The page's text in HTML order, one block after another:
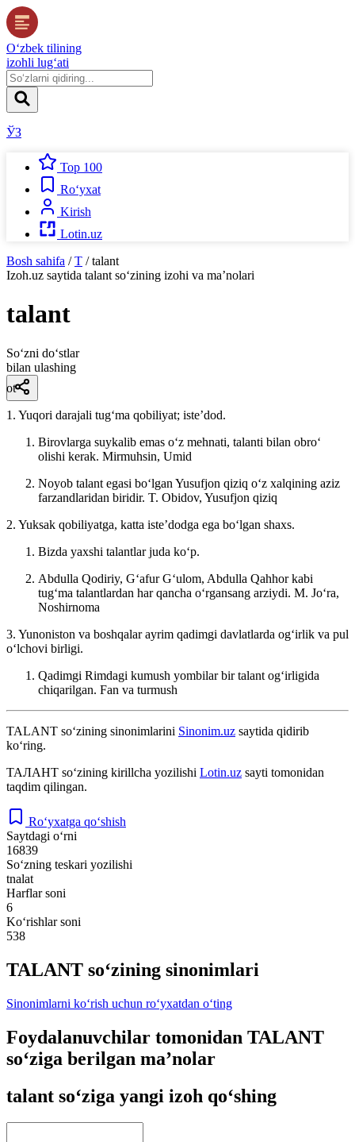
O‘zbek tilining
izohli lug‘ati
ЎЗ
Top 100
Ro‘yxat
Kirish
Lotin.uz
Bosh sahifa / T / talant
Izoh.uz saytida talant so‘zining izohi va ma’nolari
talant
So‘zni do‘stlar
bilan ulashing
ot
1. Yuqori darajali tugʻma qobiliyat; isteʼdod.
Birovlarga suykalib emas oʻz mehnati, talanti bilan obroʻ
olishi kerak. Mirmuhsin, Umid
Noyob talant egasi boʻlgan Yusufjon qiziq oʻz xalqining aziz
farzandlaridan biridir. T. Obidov, Yusufjon qiziq
2. Yuksak qobiliyatga, katta isteʼdodga ega boʻlgan shaxs.
Bizda yaxshi talantlar juda koʻp.
Abdulla Qodiriy, Gʻafur Gʻulom, Abdulla Qahhor kabi
tugʻma talantlardan har qancha oʻrgansang arziydi. M. Joʻra,
Noshirnoma
3. Yunoniston va boshqalar ayrim qadimgi davlatlarda ogʻirlik va pul
oʻlchovi birligi.
Qadimgi Rimdagi kumush yombilar bir talant ogʻirligida
chiqarilgan. Fan va turmush
TALANT so‘zining sinonimlarini Sinonim.uz saytida qidirib
ko‘ring.
ТАЛАНТ so‘zining kirillcha yozilishi Lotin.uz sayti tomonidan
taqdim qilingan.
Ro‘yxatga qo‘shish
Saytdagi o‘rni
16839
So‘zning teskari yozilishi
tnalat
Harflar soni
6
Ko‘rishlar soni
538
TALANT so‘zining sinonimlari
Sinonimlarni ko‘rish uchun ro‘yxatdan o‘ting
Foydalanuvchilar tomonidan TALANT
so‘ziga berilgan ma’nolar
talant so‘ziga yangi izoh qo‘shing